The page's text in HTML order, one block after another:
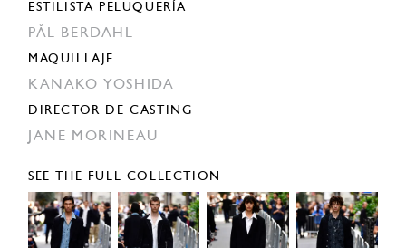
ESTILISTA PELUQUERÍA
PÅL BERDAHL
MAQUILLAJE
KANAKO YOSHIDA
DIRECTOR DE CASTING
JANE MORINEAU
SEE THE FULL COLLECTION